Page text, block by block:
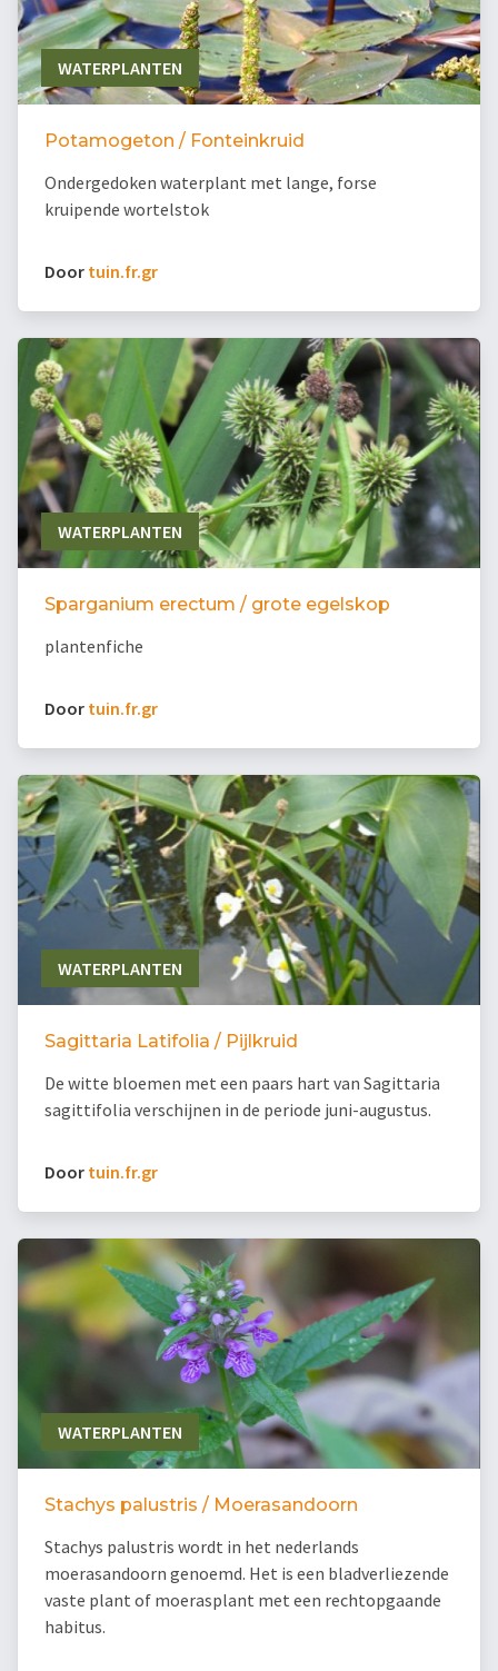
WATERPLANTEN
Potamogeton / Fonteinkruid
Ondergedoken waterplant met lange, forse
kruipende wortelstok
Door tuin.fr.gr
WATERPLANTEN
Sparganium erectum / grote egelskop
plantenfiche
Door tuin.fr.gr
WATERPLANTEN
Sagittaria Latifolia / Pijlkruid
De witte bloemen met een paars hart van Sagittaria
sagittifolia verschijnen in de periode juni-augustus.
Door tuin.fr.gr
WATERPLANTEN
Stachys palustris / Moerasandoorn
Stachys palustris wordt in het nederlands
moerasandoorn genoemd. Het is een bladverliezende
vaste plant of moerasplant met een rechtopgaande
habitus.